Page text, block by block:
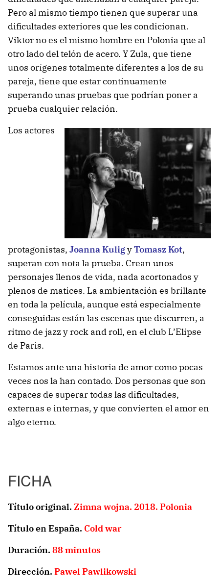
Pero al mismo tiempo tienen que superar una
dificultades exteriores que les condicionan.
Viktor no es el mismo hombre en Polonia que al
otro lado del telón de acero. Y Zula, que tiene
unos orígenes totalmente diferentes a los de su
pareja, tiene que estar continuamente
superando unas pruebas que podrían poner a
prueba cualquier relación.
Los actores
protagonistas, Joanna KuligyTomasz Kot,
superan con nota la prueba. Crean unos
personajes llenos de vida, nada acortonados y
plenos de matices. La ambientación es brillante
en toda la película, aunque está especialmente
conseguidas están las escenas que discurren, a
ritmo de jazz y rock and roll, en el club L’Elipse
de Paris.
Estamos ante una historia de amor como pocas
veces nos la han contado. Dos personas que son
capaces de superar todas las dificultades,
externas e internas, y que convierten el amor en
algo eterno.
FICHA
Título original. Zimna wojna. 2018. Polonia
Título en España. Cold war
Duración. 88 minutos
Dirección. Pawel Pawlikowski